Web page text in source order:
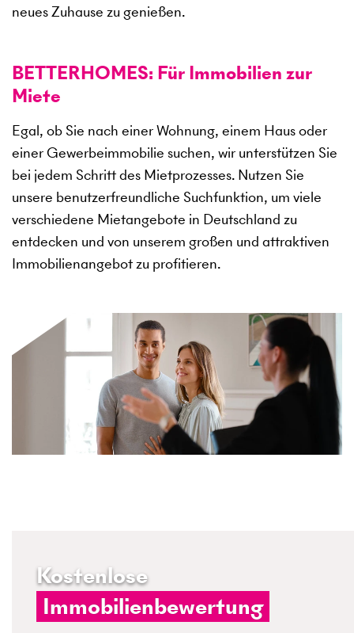
neues Zuhause zu genießen.
BETTERHOMES: Für Immobilien zur
Miete
Egal, ob Sie nach einer Wohnung, einem Haus oder
einer Gewerbeimmobilie suchen, wir unterstützen Sie
bei jedem Schritt des Mietprozesses. Nutzen Sie
unsere benutzerfreundliche Suchfunktion, um viele
verschiedene Mietangebote in Deutschland zu
entdecken und von unserem großen und attraktiven
Immobilienangebot zu profitieren.
Kostenlose
Immobilienbewertung